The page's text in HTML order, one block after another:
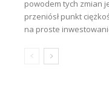
powodem tych zmian
przeniósł punkt
na proste